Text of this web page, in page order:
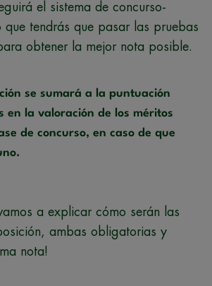
el sistema de concurso-
tendrás que pasar las pruebas
obtener la mejor nota posible.
se sumará a la puntuación
en la valoración de los méritos
de concurso, en caso de que
a explicar cómo serán las
ambas obligatorias y
nota!